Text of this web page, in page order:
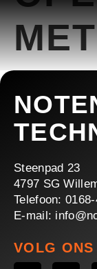
Steenpad 23
4797 SG
Telefoon:
E-mail:
VOLG ONS